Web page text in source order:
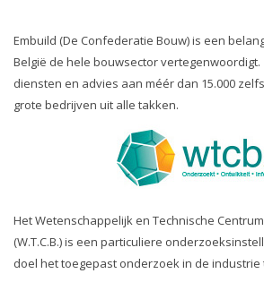
Embuild (De Confederatie Bouw) is een
België de hele bouwsector
diensten en advies aan méér dan 15.000
grote bedrijven uit alle takken.
Het Wetenschappelijk en Technische
(W.T.C.B.) is een particuliere
doel het toegepast onderzoek in de